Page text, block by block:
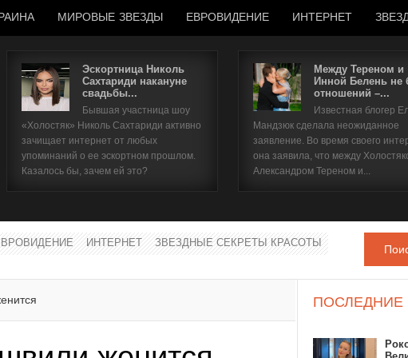
МИРОВЫЕ ЗВЕЗДЫ ЕВРОВИДЕНИЕ ИНТЕРНЕТ
Эскортница Николь
Сахтариди накануне
свадьбы...
Бывшая участница шоу
«Холостяк» Николь Сахтариди активно
зачищает интернет от любых
упоминаний о ее эскортном прошлом.
Казалось бы, зачем ей это?
Между Тереном и
Инной Белень не
отношений –...
Известная блогер
Мандзюк сделала неожиданное
заявление. Во время своего
она заявила, что между
Александром Тереном и...
ИНТЕРНЕТ ЗВЕЗДНЫЕ СЕКРЕТЫ КРАСОТЫ
ПОСЛЕДНИЕ
Имя пользователя
Забыли имя пользователя?